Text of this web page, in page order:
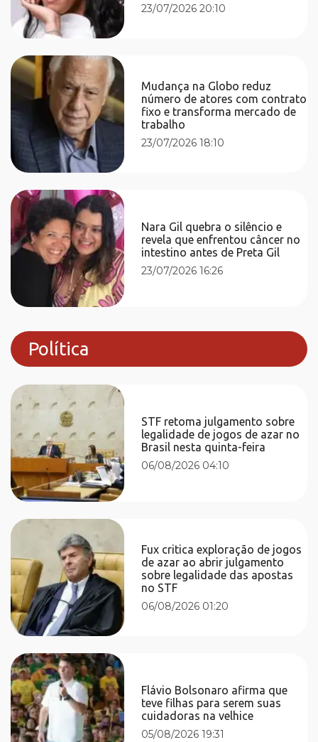
23/07/2026 20:10
Mudança na Globo reduz
número de atores com contrato
fixo e transforma mercado de
trabalho
23/07/2026 18:10
Nara Gil quebra o silêncio e
revela que enfrentou câncer no
intestino antes de Preta Gil
23/07/2026 16:26
Política
STF retoma julgamento sobre
legalidade de jogos de azar no
Brasil nesta quinta-feira
06/08/2026 04:10
Fux critica exploração de jogos
de azar ao abrir julgamento
sobre legalidade das apostas
no STF
06/08/2026 01:20
Flávio Bolsonaro afirma que
teve filhas para serem suas
cuidadoras na velhice
05/08/2026 19:31